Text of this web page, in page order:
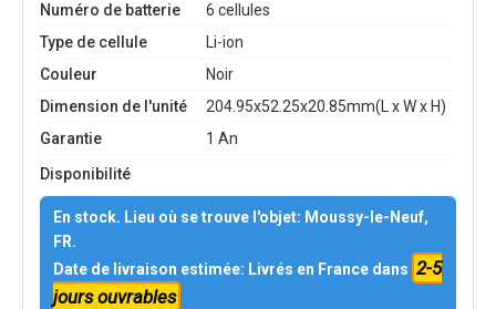
Numéro de batterie
6 cellules
Type de cellule
Li-ion
Couleur
Noir
Dimension de l'unité
204.95x52.25x20.85mm(L x W x H)
Garantie
1 An
Disponibilité
En stock. Lieu où se trouve l'objet: Moussy-le-Neuf,
FR.
Date de livraison estimée: Livrés en France dans 2-5
jours ouvrables